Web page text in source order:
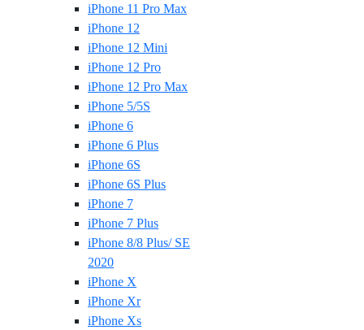
iPhone 11 Pro Max
iPhone 12
iPhone 12 Mini
iPhone 12 Pro
iPhone 12 Pro Max
iPhone 5/5S
iPhone 6
iPhone 6 Plus
iPhone 6S
iPhone 6S Plus
iPhone 7
iPhone 7 Plus
iPhone 8/8 Plus/ SE
2020
iPhone X
iPhone Xr
iPhone Xs